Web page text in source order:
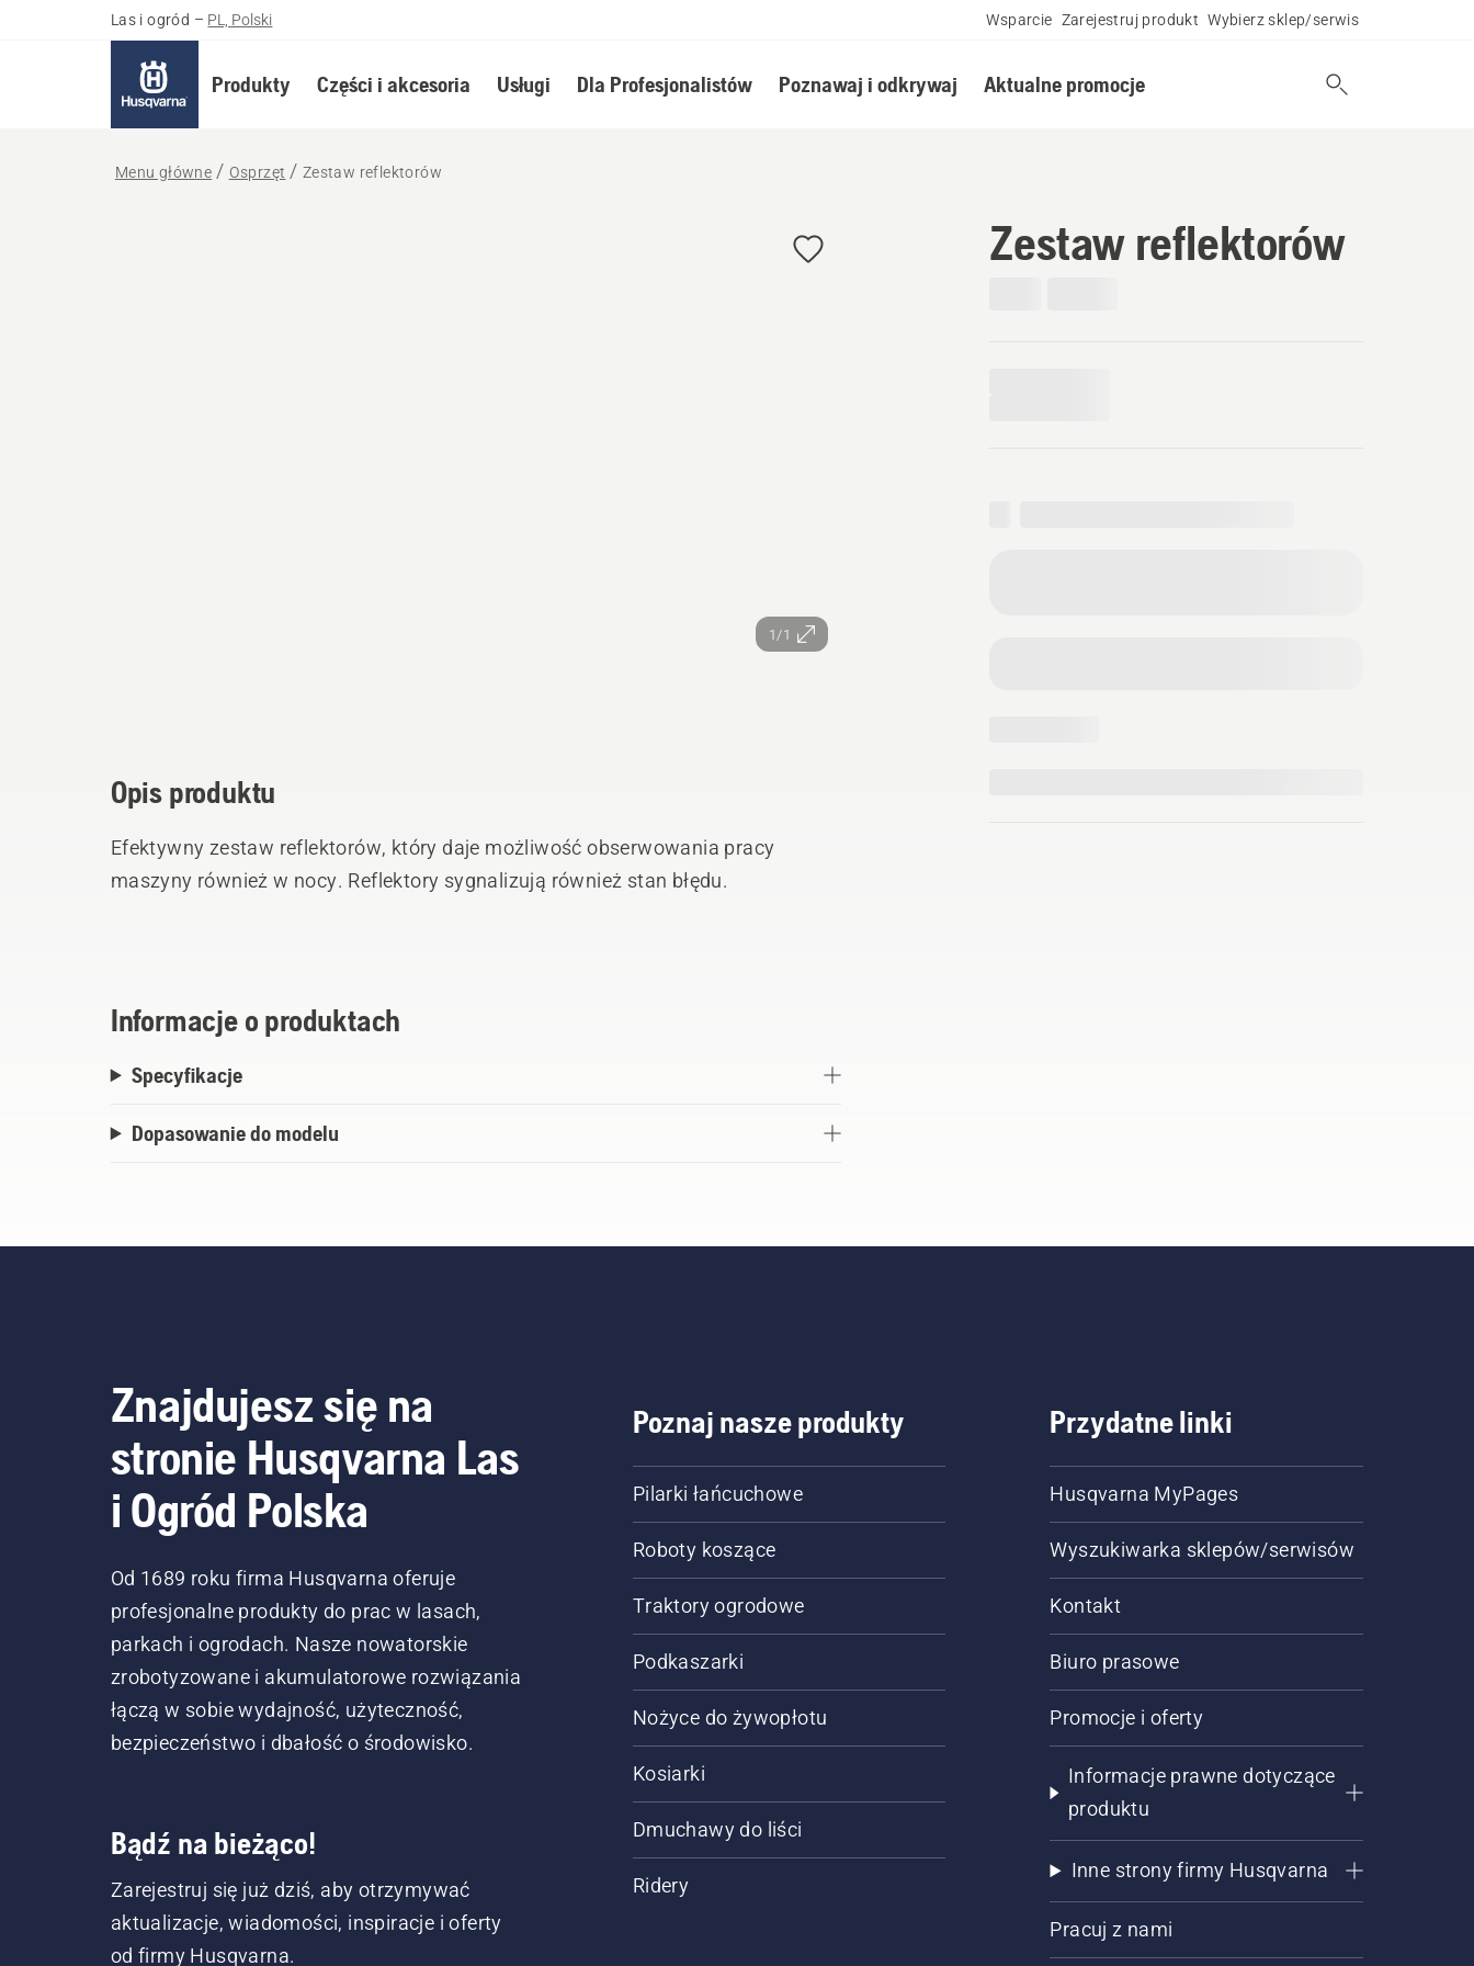
Las i ogród – PL, Polski Wsparcie Zarejestruj produkt Wybierz sklep/serwis
Produkty Części i akcesoria Usługi Dla Profesjonalistów Poznawaj i odkrywaj Aktualne promocje
Menu główne Osprzęt Zestaw reflektorów
1/1
Zestaw reflektorów
Opis produktu
Efektywny zestaw reflektorów, który daje możliwość obserwowania pracy
maszyny również w nocy. Reflektory sygnalizują również stan błędu.
Informacje o produktach
Specyfikacje
Dopasowanie do modelu
Znajdujesz się na
stronie Husqvarna Las
i Ogród Polska
Od 1689 roku firma Husqvarna oferuje
profesjonalne produkty do prac w lasach,
parkach i ogrodach. Nasze nowatorskie
zrobotyzowane i akumulatorowe rozwiązania
łączą w sobie wydajność, użyteczność,
bezpieczeństwo i dbałość o środowisko.
Bądź na bieżąco!
Zarejestruj się już dziś, aby otrzymywać
aktualizacje, wiadomości, inspiracje i oferty
od firmy Husqvarna.
Poznaj nasze produkty
Pilarki łańcuchowe
Roboty koszące
Traktory ogrodowe
Podkaszarki
Nożyce do żywopłotu
Kosiarki
Dmuchawy do liści
Ridery
Przydatne linki
Husqvarna MyPages
Wyszukiwarka sklepów/serwisów
Kontakt
Biuro prasowe
Promocje i oferty
Informacje prawne dotyczące
produktu
Inne strony firmy Husqvarna
Pracuj z nami